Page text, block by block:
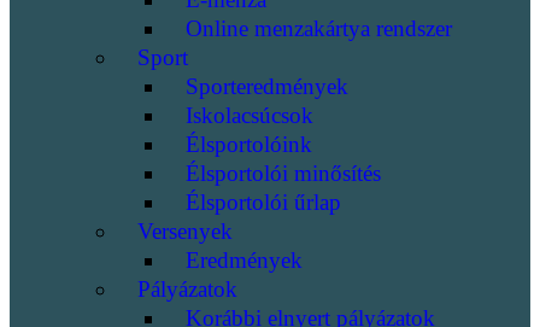
Online menzakártya rendszer
Sport
Sporteredmények
Iskolacsúcsok
Élsportolóink
Élsportolói minősítés
Élsportolói űrlap
Versenyek
Eredmények
Pályázatok
Korábbi elnyert pályázatok